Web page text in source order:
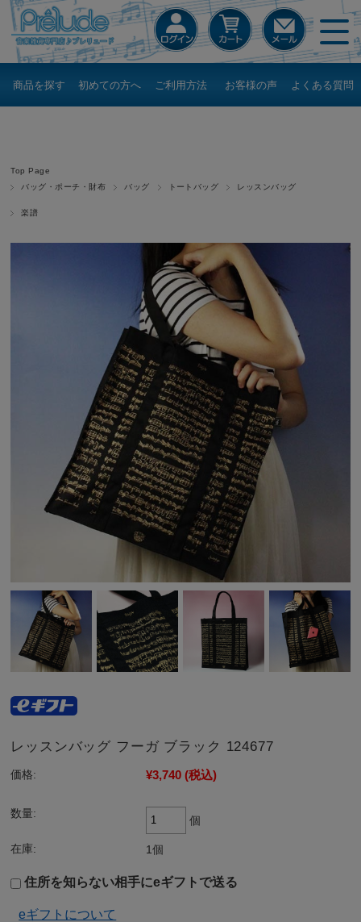
商品を探す 初めての方へ ご利用方法 お客様の声 よくある質問
Top Page
バッグ・ポーチ・財布
バッグ トートバッグ レッスンバッグ
楽譜
レッスンバッグ フーガ ブラック 124677
価格: ¥3,740 (税込)
数量:
個
在庫: 1個
住所を知らない相手にeギフトで送る
eギフトについて